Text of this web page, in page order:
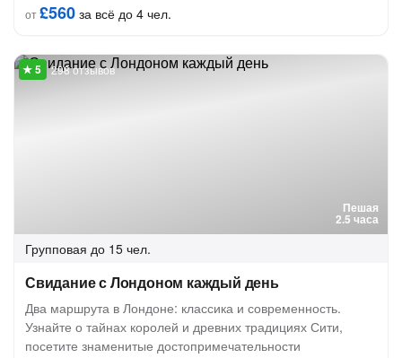
от£560 за всё до 4 чел.
Пешая
2.5 часа
298 отзывов
Групповая до 15 чел.
Свидание с Лондоном каждый день
Два маршрута в Лондоне: классика и современность.
Узнайте о тайнах королей и древних традициях Сити,
посетите знаменитые достопримечательности